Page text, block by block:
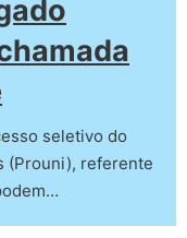
seletivo do
(Prouni), referente